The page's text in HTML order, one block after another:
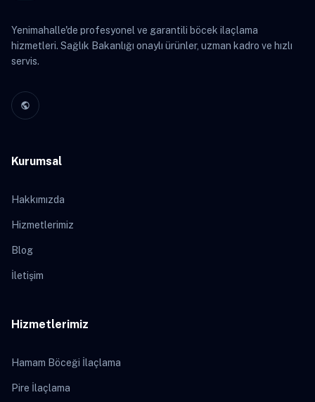
Yenimahalle'de profesyonel ve garantili böcek ilaçlama
hizmetleri. Sağlık Bakanlığı onaylı ürünler, uzman kadro ve hızlı
servis.
public
Kurumsal
Hakkımızda
Hizmetlerimiz
Blog
İletişim
Hizmetlerimiz
Hamam Böceği İlaçlama
Pire İlaçlama